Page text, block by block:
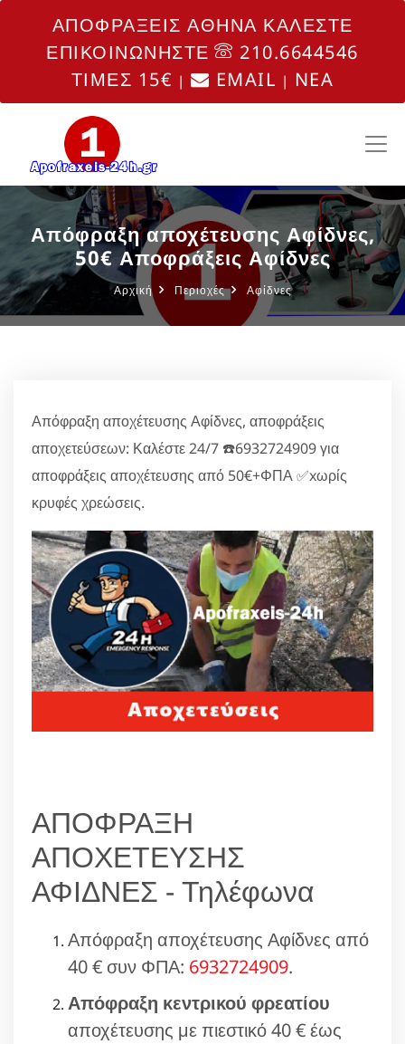
ΑΠΟΦΡΑΞΕΙΣ ΑΘΗΝΑ ΚΑΛΕΣΤΕ
ΕΠΙΚΟΙΝΩΝΗΣΤΕ
210.6644546
ΤΙΜΕΣ 15€ | EMAIL | NEA
Απόφραξη αποχέτευσης Αφίδνες,
50€ Αποφράξεις Αφίδνες
Αρχική Περιοχές Αφίδνες
Απόφραξη αποχέτευσης Αφίδνες, αποφράξεις
αποχετεύσεων: Καλέστε 24/7 ☎️6932724909 για
αποφράξεις αποχέτευσης από 50€+ΦΠΑ ✅xωρίς
κρυφές χρεώσεις.
ΑΠΟΦΡΑΞΗ
ΑΠΟΧΕΤΕΥΣΗΣ
ΑΦΙΔΝΕΣ - Τηλέφωνα
Απόφραξη αποχέτευσης Αφίδνες από
40 € συν ΦΠΑ: 6932724909.
Απόφραξη κεντρικού φρεατίου
αποχέτευσης με πιεστικό 40 € έως